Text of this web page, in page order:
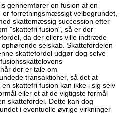
gennemfører en fusion af en
forretningsmæssigt velbegrundet,
skattemæssig succession efter
"skattefri fusion", så er der
da der ellers ville indtræde
selskab. Skattefordelen
skattefordel udgør dog selve
der er tale om
transaktioner, så det at
skattefri fusion kan ikke i sig selv
eller et af de vigtigste formål
skattefordel. Dette kan dog
i eventuelle øvrige virkninger